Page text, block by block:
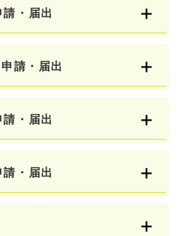
・届出
請・届出
・届出
・届出